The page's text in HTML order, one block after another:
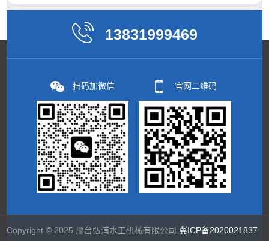
13831999469
扫码加微信 官网二维码
Copyright © 2025 邢台弘浦水工机械有限公司 冀ICP备2020021837